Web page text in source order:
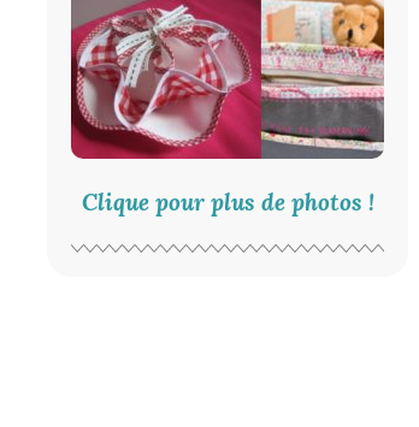
Clique pour plus de photos !